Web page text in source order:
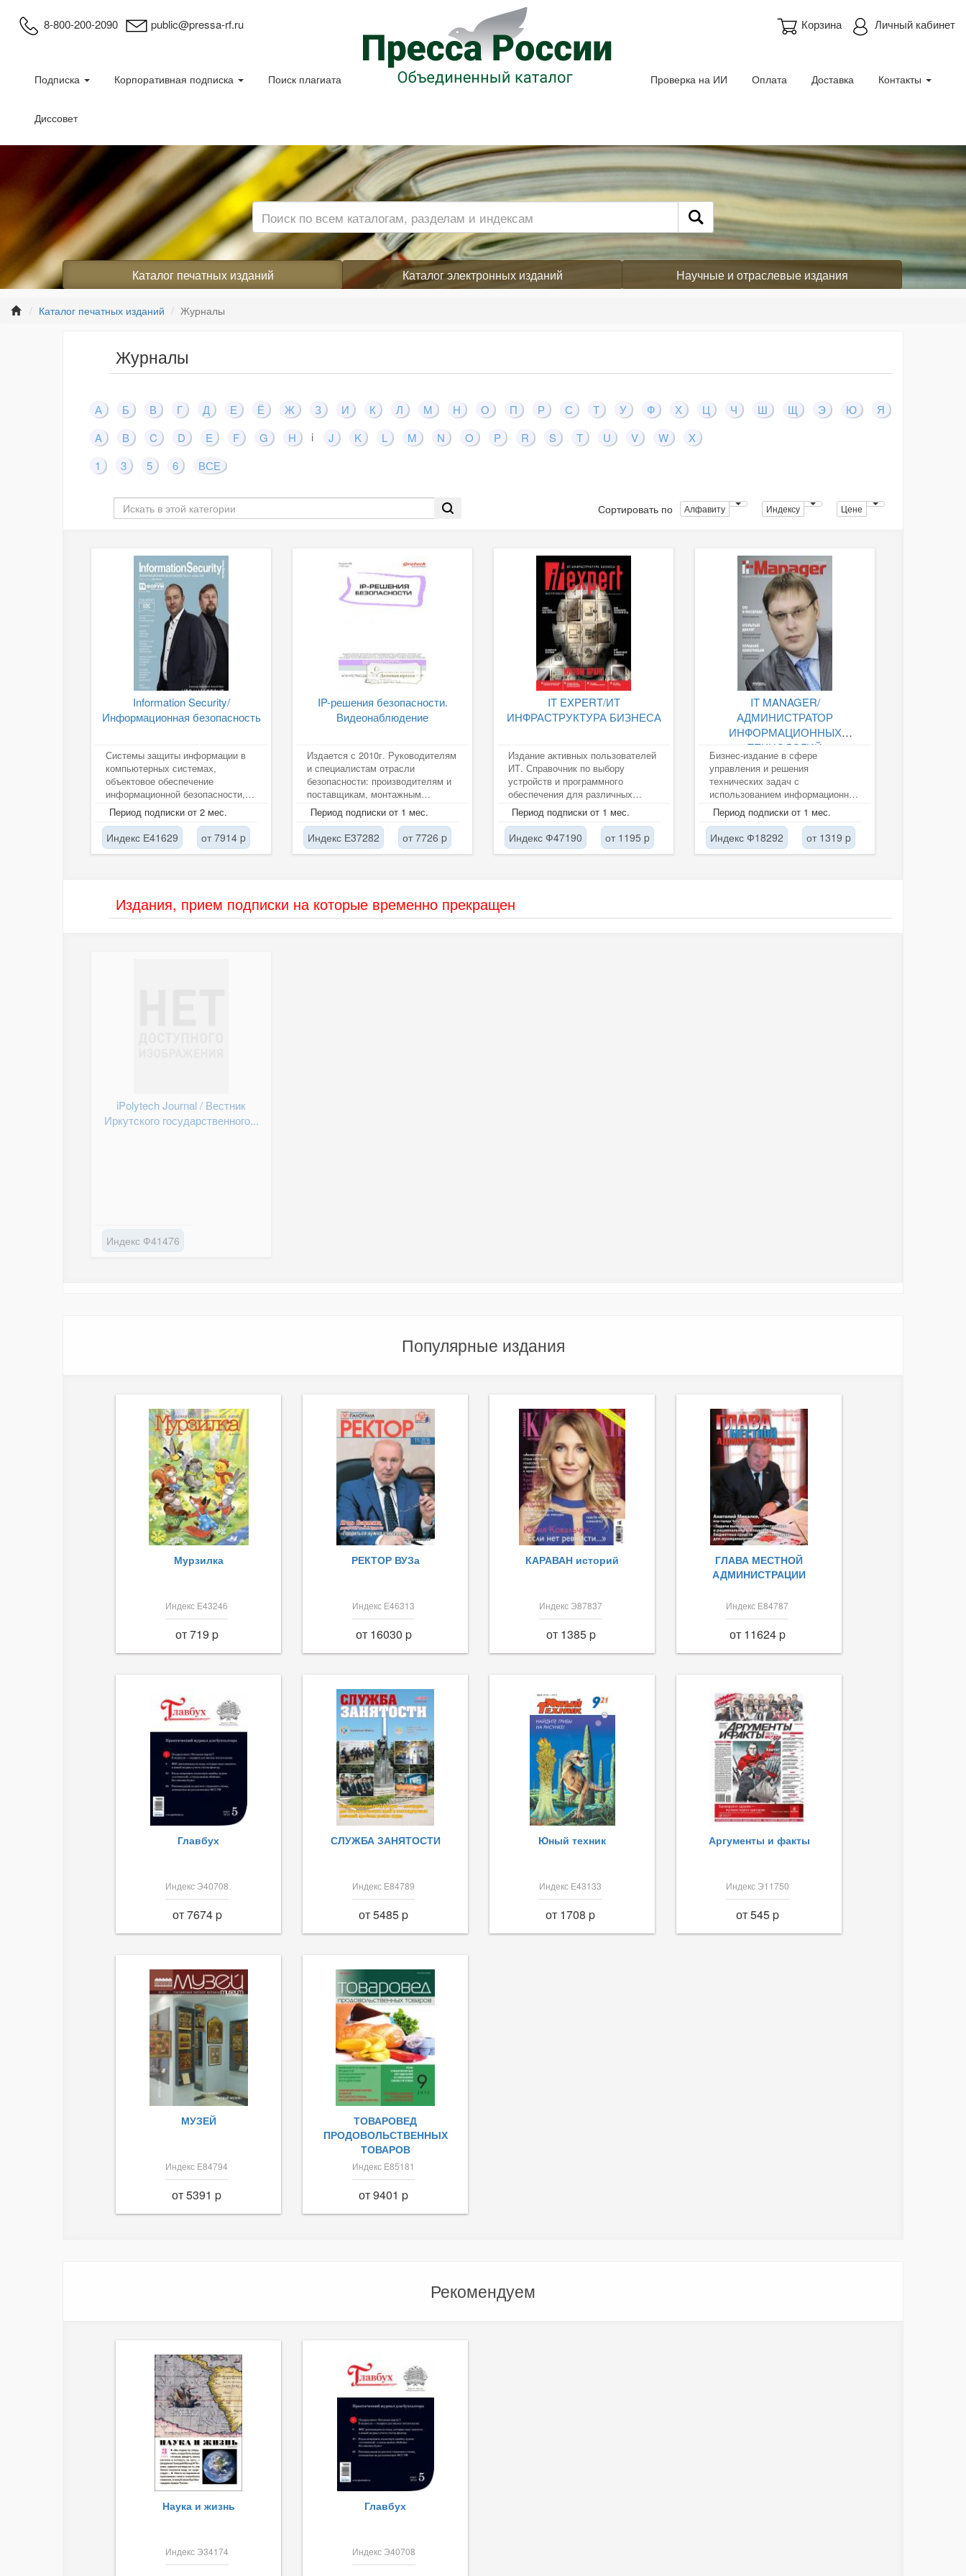
8-800-200-2090 public@pressa-rf.ru Личный кабинет
Корзина
Подписка Корпоративная подписка Поиск плагиата
Диссовет
Проверка на ИИ Оплата Доставка Контакты
Каталог печатных изданий Каталог электронных изданий Научные и отраслевые издания
Каталог печатных изданий Журналы
Журналы
А Б В Г Д Е Ё Ж З И К Л М Н О П Р С Т У Ф Х Ц Ч Ш Щ Э Ю
Я
A
B C D E F G H i J K L M N O P R S T U V W
X
1
3 5 6 ВСЕ
Сортировать по Алфавиту Индексу Цене
Information Security/
Информационная безопасность
Системы защиты информации в
компьютерных системах,
объектовое обеспечение
информационной безопасности,
специальные технологии и
средства...
Период подписки от 2 мес.
Индекс Е41629 от 7914 p
IP-решения безопасности.
Видеонаблюдение
Издается с 2010г. Руководителям
и специалистам отрасли
безопасности: производителям и
поставщикам, монтажным
организациям, системным
интеграторам....
Период подписки от 1 мес.
Индекс Е37282 от 7726 p
IT EXPERT/ИТ
ИНФРАСТРУКТУРА БИЗНЕСА
Издание активных пользователей
ИТ. Справочник по выбору
устройств и программного
обеспечения для различных
задач как в бизнесе, так и
повседневной...
Период подписки от 1 мес.
Индекс Ф47190 от 1195 p
IT MANAGER/
АДМИНИСТРАТОР
ИНФОРМАЦИОННЫХ
ТЕХНОЛОГИЙ
Бизнес-издание в сфере
управления и решения
технических задач с
использованием информационных
технологий. Активный диалог
между корпоративными...
Период подписки от 1 мес.
Индекс Ф18292 от 1319 p
Издания, прием подписки на которые временно прекращен
iPolytech Journal / Вестник
Иркутского государственного...
Индекс Ф41476
Популярные издания
Мурзилка
Индекс Е43246
от 719 p
РЕКТОР ВУЗа
Индекс Е46313
от 16030 p
КАРАВАН историй
Индекс Э87837
от 1385 p
ГЛАВА МЕСТНОЙ
АДМИНИСТРАЦИИ
Индекс Е84787
от 11624 p
Главбух
Индекс Э40708
от 7674 p
СЛУЖБА ЗАНЯТОСТИ
Индекс Е84789
от 5485 p
Юный техник
Индекс Е43133
от 1708 p
Аргументы и факты
Индекс Э11750
от 545 p
МУЗЕЙ
Индекс Е84794
от 5391 p
ТОВАРОВЕД
ПРОДОВОЛЬСТВЕННЫХ
ТОВАРОВ
Индекс Е85181
от 9401 p
Рекомендуем
Наука и жизнь
Индекс Э34174
Главбух
Индекс Э40708